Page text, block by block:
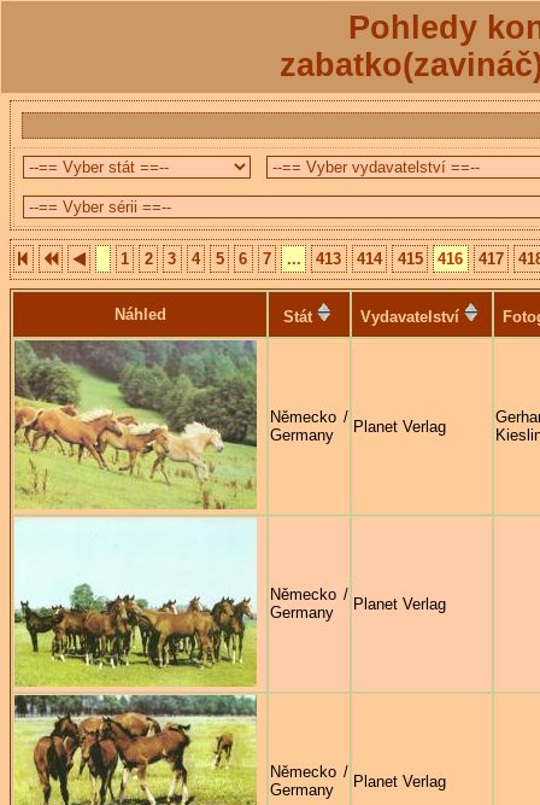
Pohledy
1 2 3 4 5 6 7 ... 413 414 415 416 417
Náhled Stát Vydavatelství
Německo /
Germany
Planet Verlag
Německo /
Germany
Planet Verlag
Německo /
Germany
Planet Verlag